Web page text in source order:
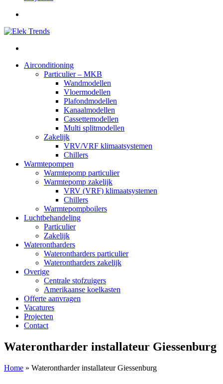
Airconditioning
Particulier – MKB
Wandmodellen
Vloermodellen
Plafondmodellen
Kanaalmodellen
Cassettemodellen
Multi splitmodellen
Zakelijk
VRV/VRF klimaatsystemen
Chillers
Warmtepompen
Warmtepomp particulier
Warmtepomp zakelijk
VRV (VRF) klimaatsystemen
Chillers
Warmtepompboilers
Luchtbehandeling
Particulier
Zakelijk
Waterontharders
Waterontharders particulier
Waterontharders zakelijk
Overige
Centrale stofzuigers
Amerikaanse koelkasten
Offerte aanvragen
Vacatures
Projecten
Contact
Waterontharder installateur Giessenburg
Home » Waterontharder installateur Giessenburg